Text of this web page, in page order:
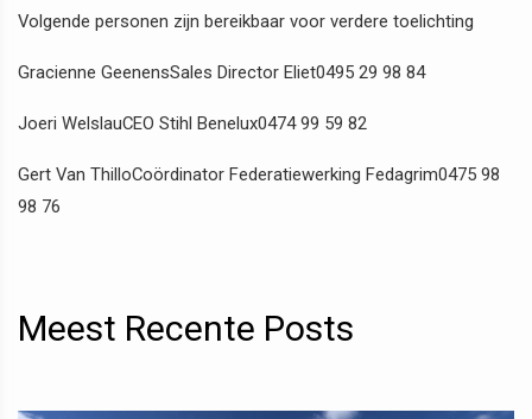
Volgende personen zijn bereikbaar voor verdere toelichting
Gracienne GeenensSales Director Eliet0495 29 98 84
Joeri WelslauCEO Stihl Benelux0474 99 59 82
Gert Van ThilloCoördinator Federatiewerking Fedagrim0475 98
98 76
Meest Recente Posts